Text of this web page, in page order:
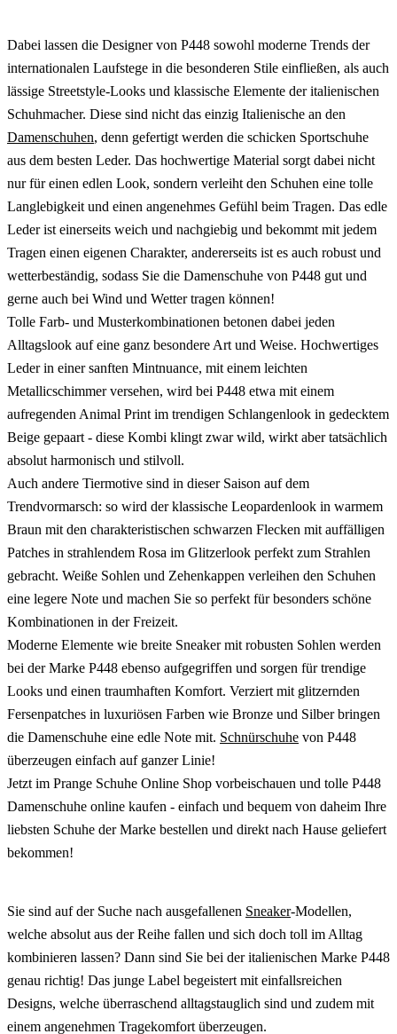
Dabei lassen die Designer von P448 sowohl moderne Trends der
internationalen Laufstege in die besonderen Stile einfließen, als auch
lässige Streetstyle-Looks und klassische Elemente der italienischen
Schuhmacher. Diese sind nicht das einzig Italienische an den
Damenschuhen, denn gefertigt werden die schicken Sportschuhe
aus dem besten Leder. Das hochwertige Material sorgt dabei nicht
nur für einen edlen Look, sondern verleiht den Schuhen eine tolle
Langlebigkeit und einen angenehmes Gefühl beim Tragen. Das edle
Leder ist einerseits weich und nachgiebig und bekommt mit jedem
Tragen einen eigenen Charakter, andererseits ist es auch robust und
wetterbeständig, sodass Sie die Damenschuhe von P448 gut und
gerne auch bei Wind und Wetter tragen können!
Tolle Farb- und Musterkombinationen betonen dabei jeden
Alltagslook auf eine ganz besondere Art und Weise. Hochwertiges
Leder in einer sanften Mintnuance, mit einem leichten
Metallicschimmer versehen, wird bei P448 etwa mit einem
aufregenden Animal Print im trendigen Schlangenlook in gedecktem
Beige gepaart - diese Kombi klingt zwar wild, wirkt aber tatsächlich
absolut harmonisch und stilvoll.
Auch andere Tiermotive sind in dieser Saison auf dem
Trendvormarsch: so wird der klassische Leopardenlook in warmem
Braun mit den charakteristischen schwarzen Flecken mit auffälligen
Patches in strahlendem Rosa im Glitzerlook perfekt zum Strahlen
gebracht. Weiße Sohlen und Zehenkappen verleihen den Schuhen
eine legere Note und machen Sie so perfekt für besonders schöne
Kombinationen in der Freizeit.
Moderne Elemente wie breite Sneaker mit robusten Sohlen werden
bei der Marke P448 ebenso aufgegriffen und sorgen für trendige
Looks und einen traumhaften Komfort. Verziert mit glitzernden
Fersenpatches in luxuriösen Farben wie Bronze und Silber bringen
die Damenschuhe eine edle Note mit. Schnürschuhe von P448
überzeugen einfach auf ganzer Linie!
Jetzt im Prange Schuhe Online Shop vorbeischauen und tolle P448
Damenschuhe online kaufen - einfach und bequem von daheim Ihre
liebsten Schuhe der Marke bestellen und direkt nach Hause geliefert
bekommen!
Sie sind auf der Suche nach ausgefallenen Sneaker-Modellen,
welche absolut aus der Reihe fallen und sich doch toll im Alltag
kombinieren lassen? Dann sind Sie bei der italienischen Marke P448
genau richtig! Das junge Label begeistert mit einfallsreichen
Designs, welche überraschend alltagstauglich sind und zudem mit
einem angenehmen Tragekomfort überzeugen.